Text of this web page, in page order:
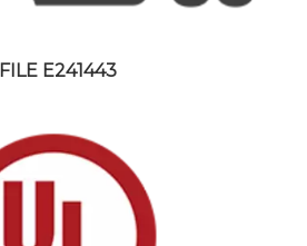
FILE E241443